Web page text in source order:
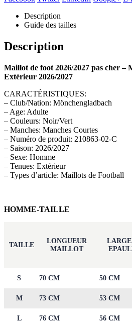
Description
Guide des tailles
Description
Maillot de foot 2026/2027 pas cher –
Extérieur 2026/2027
CARACTÉRISTIQUES:
– Club/Nation: Mönchengladbach
– Age: Adulte
– Couleurs: Noir/Vert
– Manches: Manches Courtes
– Numéro de produit: 210863-02-C
– Saison: 2026/2027
– Sexe: Homme
– Tenues: Extérieur
– Types d’article: Maillots de Football
HOMME-TAILLE
TAILLE
LONGUEUR
MAILLOT
S 70 CM 50 CM
M 73 CM 53 CM
L 76 CM 56 CM